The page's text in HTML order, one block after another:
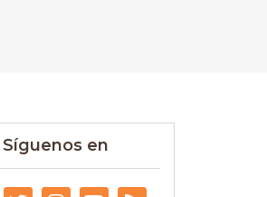
Síguenos en